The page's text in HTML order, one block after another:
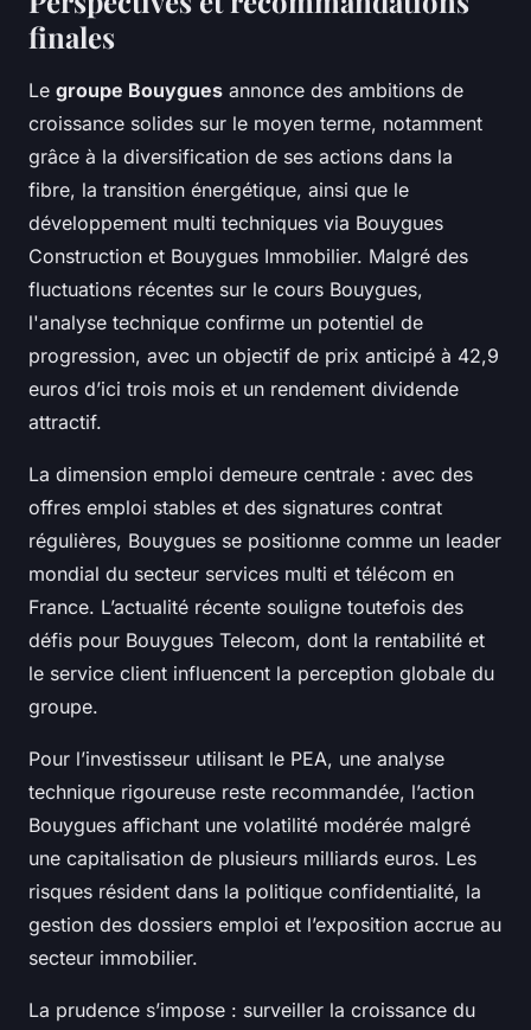
finales
Le groupe Bouygues annonce des ambitions de
croissance solides sur le moyen terme, notamment
grâce à la diversification de ses actions dans la
fibre, la transition énergétique, ainsi que le
développement multi techniques via Bouygues
Construction et Bouygues Immobilier. Malgré des
fluctuations récentes sur le cours Bouygues,
l'analyse technique confirme un potentiel de
progression, avec un objectif de prix anticipé à 42,9
euros d’ici trois mois et un rendement dividende
attractif.
La dimension emploi demeure centrale : avec des
offres emploi stables et des signatures contrat
régulières, Bouygues se positionne comme un leader
mondial du secteur services multi et télécom en
France. L’actualité récente souligne toutefois des
défis pour Bouygues Telecom, dont la rentabilité et
le service client influencent la perception globale du
groupe.
Pour l’investisseur utilisant le PEA, une analyse
technique rigoureuse reste recommandée, l’action
Bouygues affichant une volatilité modérée malgré
une capitalisation de plusieurs milliards euros. Les
risques résident dans la politique confidentialité, la
gestion des dossiers emploi et l’exposition accrue au
secteur immobilier.
La prudence s’impose : surveiller la croissance du